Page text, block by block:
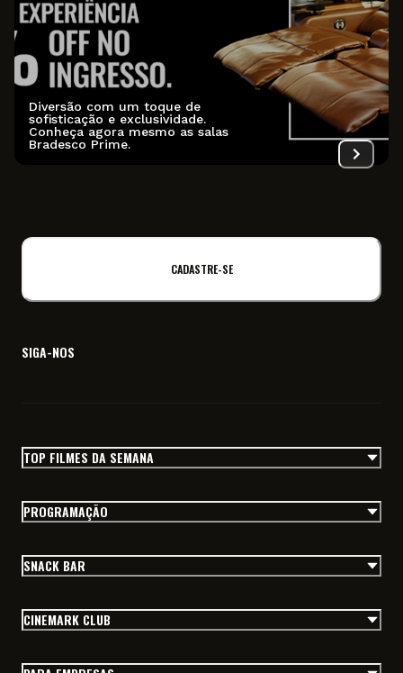
Diversão com um toque de
sofisticação e exclusividade.
Conheça agora mesmo as salas
Bradesco Prime.
CADASTRE-SE
SIGA-NOS
TOP FILMES DA SEMANA
PROGRAMAÇÃO
SNACK BAR
CINEMARK CLUB